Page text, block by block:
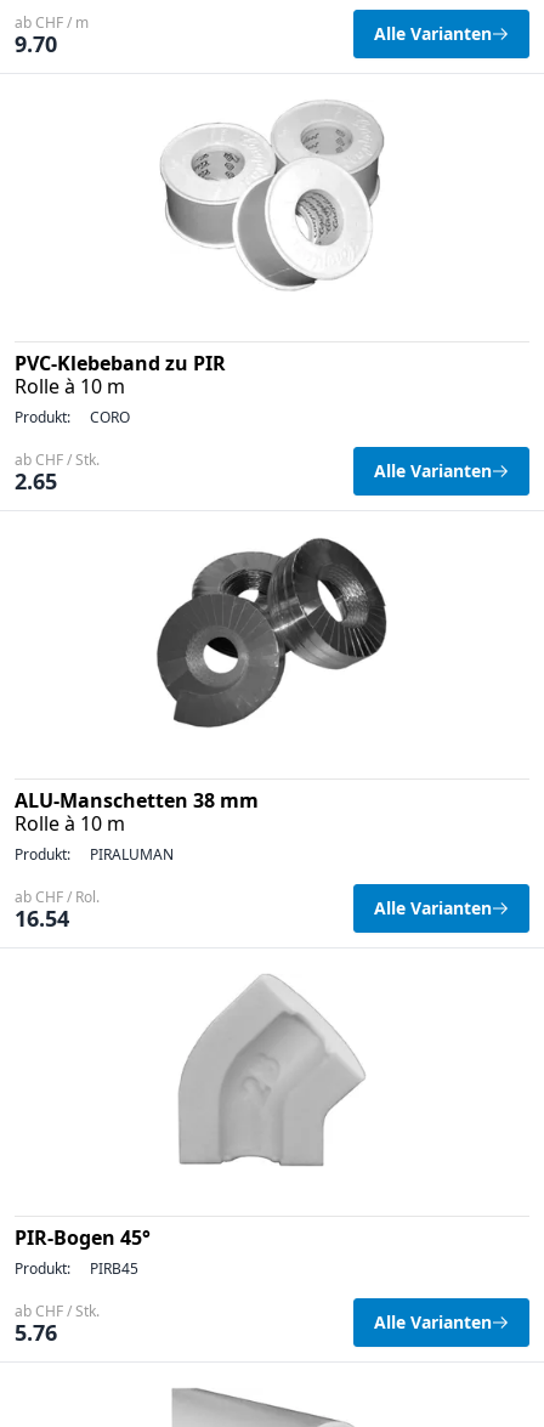
ab CHF / m
9.70 Alle Varianten
PVC-Klebeband zu PIR
Rolle à 10 m
Produkt: CORO
ab CHF / Stk.
2.65 Alle Varianten
ALU-Manschetten 38 mm
Rolle à 10 m
Produkt: PIRALUMAN
ab CHF / Rol.
16.54 Alle Varianten
PIR-Bogen 45°
Produkt: PIRB45
ab CHF / Stk.
5.76 Alle Varianten